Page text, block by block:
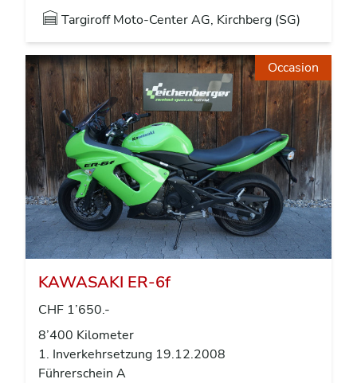
Targiroff Moto-Center AG, Kirchberg (SG)
Occasion
KAWASAKI ER-6f
CHF 1’650.-
8’400 Kilometer
1. Inverkehrsetzung 19.12.2008
Führerschein A